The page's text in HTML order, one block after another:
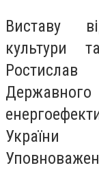
Виставу
культури